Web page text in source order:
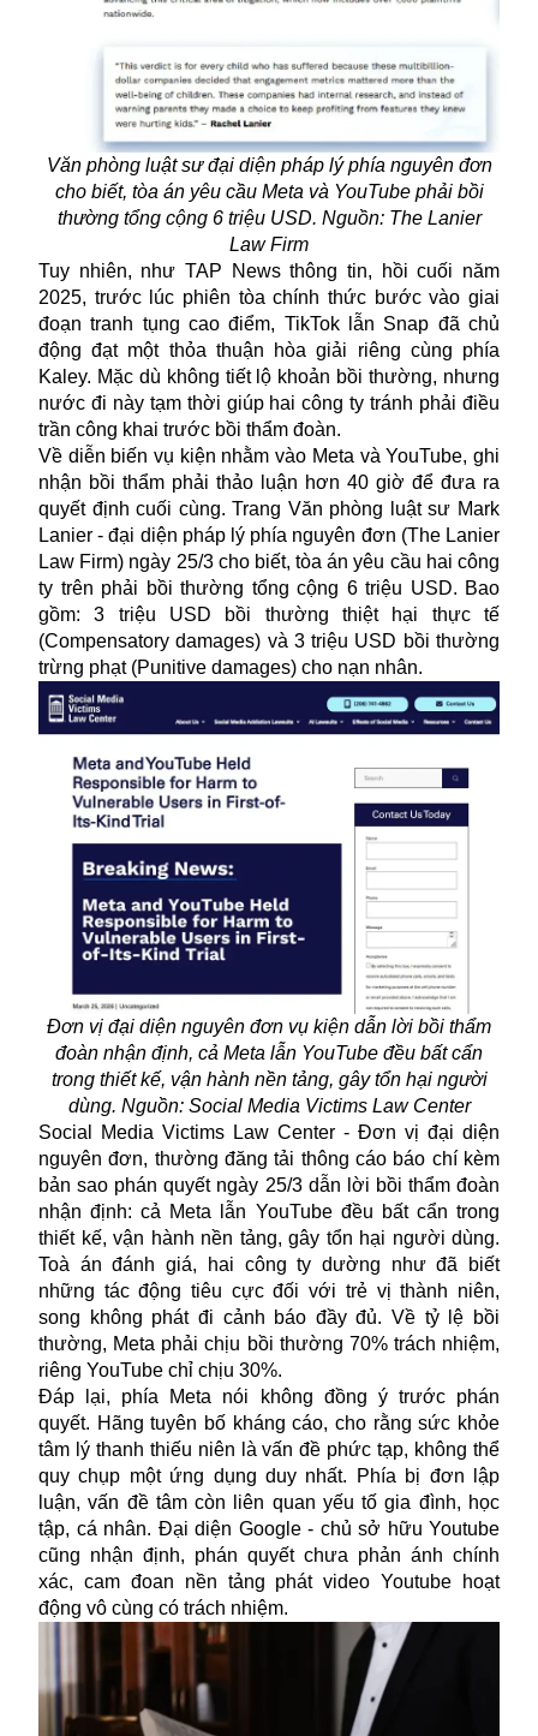
Văn phòng luật sư đại diện pháp lý phía nguyên đơn
cho biết, tòa án yêu cầu Meta và YouTube phải bồi
thường tổng cộng 6 triệu USD. Nguồn: The Lanier
Law Firm
Tuy nhiên, như TAP News thông tin, hồi cuối năm
2025, trước lúc phiên tòa chính thức bước vào giai
đoạn tranh tụng cao điểm, TikTok lẫn Snap đã chủ
động đạt một thỏa thuận hòa giải riêng cùng phía
Kaley. Mặc dù không tiết lộ khoản bồi thường, nhưng
nước đi này tạm thời giúp hai công ty tránh phải điều
trần công khai trước bồi thẩm đoàn.
Về diễn biến vụ kiện nhằm vào Meta và YouTube, ghi
nhận bồi thẩm phải thảo luận hơn 40 giờ để đưa ra
quyết định cuối cùng. Trang Văn phòng luật sư Mark
Lanier - đại diện pháp lý phía nguyên đơn (The Lanier
Law Firm) ngày 25/3 cho biết, tòa án yêu cầu hai công
ty trên phải bồi thường tổng cộng 6 triệu USD. Bao
gồm: 3 triệu USD bồi thường thiệt hại thực tế
(Compensatory damages) và 3 triệu USD bồi thường
trừng phạt (Punitive damages) cho nạn nhân.
Đơn vị đại diện nguyên đơn vụ kiện dẫn lời bồi thẩm
đoàn nhận định, cả Meta lẫn YouTube đều bất cẩn
trong thiết kế, vận hành nền tảng, gây tổn hại người
dùng. Nguồn: Social Media Victims Law Center
Social Media Victims Law Center - Đơn vị đại diện
nguyên đơn, thường đăng tải thông cáo báo chí kèm
bản sao phán quyết ngày 25/3 dẫn lời bồi thẩm đoàn
nhận định: cả Meta lẫn YouTube đều bất cẩn trong
thiết kế, vận hành nền tảng, gây tổn hại người dùng.
Toà án đánh giá, hai công ty dường như đã biết
những tác động tiêu cực đối với trẻ vị thành niên,
song không phát đi cảnh báo đầy đủ. Về tỷ lệ bồi
thường, Meta phải chịu bồi thường 70% trách nhiệm,
riêng YouTube chỉ chịu 30%.
Đáp lại, phía Meta nói không đồng ý trước phán
quyết. Hãng tuyên bố kháng cáo, cho rằng sức khỏe
tâm lý thanh thiếu niên là vấn đề phức tạp, không thể
quy chụp một ứng dụng duy nhất. Phía bị đơn lập
luận, vấn đề tâm còn liên quan yếu tố gia đình, học
tập, cá nhân. Đại diện Google - chủ sở hữu Youtube
cũng nhận định, phán quyết chưa phản ánh chính
xác, cam đoan nền tảng phát video Youtube hoạt
động vô cùng có trách nhiệm.